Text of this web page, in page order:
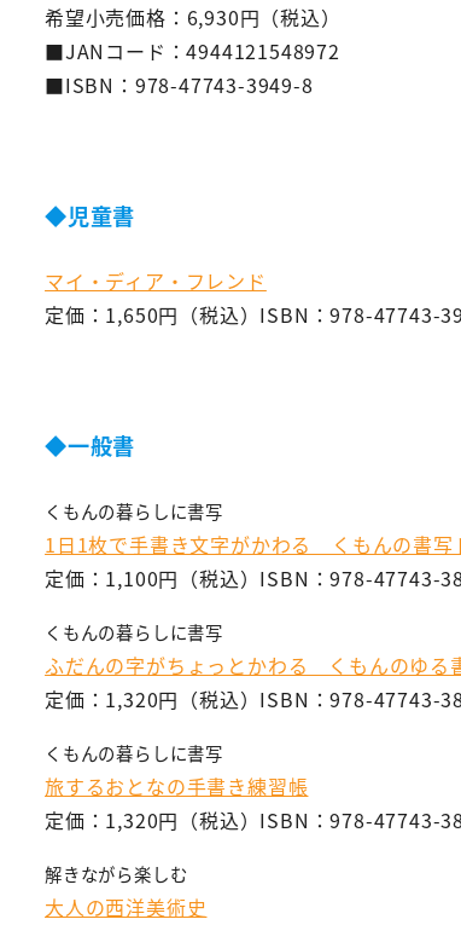
希望小売価格：6,930円（税込）
■JANコード：4944121548972
■ISBN：978-47743-3949-8
◆児童書
マイ・ディア・フレンド
定価：1,650円（税込）ISBN：978-47743-
◆一般書
くもんの暮らしに書写
1日1枚で手書き文字がかわる くもんの書写
定価：1,100円（税込）ISBN：978-47743-
くもんの暮らしに書写
ふだんの字がちょっとかわる くもんのゆる
定価：1,320円（税込）ISBN：978-47743-
くもんの暮らしに書写
旅するおとなの手書き練習帳
定価：1,320円（税込）ISBN：978-47743-
解きながら楽しむ
大人の西洋美術史